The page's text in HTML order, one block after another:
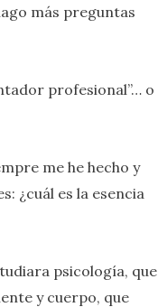
más preguntas
profesional”… o
me he hecho y
¿cuál es la esencia
psicología, que
y cuerpo, que